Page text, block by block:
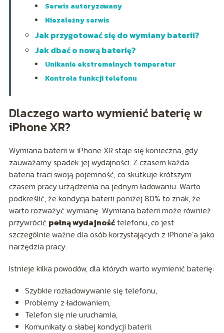
Serwis autoryzowany
Niezależny serwis
Jak przygotować się do wymiany baterii?
Jak dbać o nową baterię?
Unikanie ekstremalnych temperatur
Kontrola funkcji telefonu
Dlaczego warto wymienić baterię w
iPhone XR?
Wymiana baterii w iPhone XR staje się konieczna, gdy
zauważamy spadek jej wydajności. Z czasem każda
bateria traci swoją pojemność, co skutkuje krótszym
czasem pracy urządzenia na jednym ładowaniu. Warto
podkreślić, że kondycja baterii poniżej 80% to znak, że
warto rozważyć wymianę. Wymiana baterii może również
przywrócić pełną wydajnośćtelefonu, co jest
szczególnie ważne dla osób korzystających z iPhone’a jako
narzędzia pracy.
Istnieje kilka powodów, dla których warto wymienić baterię:
Szybkie rozładowywanie się telefonu,
Problemy z ładowaniem,
Telefon się nie uruchamia,
Komunikaty o słabej kondycji baterii.